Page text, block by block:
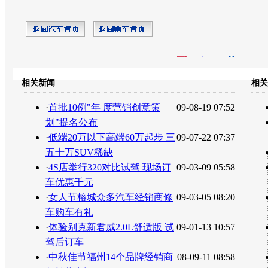
转发至：
相关新闻
09-08-19 07:52
·首批10例"年 度营销创意策
划"提名公布
09-07-22 07:37
·低端20万以下高端60万起步 三
五十万SUV稀缺
09-03-09 05:58
·4S店举行320对比试驾 现场订
车优惠千元
09-03-05 08:20
·女人节榕城众多汽车经销商修
车购车有礼
09-01-13 10:57
·体验别克新君威2.0L舒适版 试
驾后订车
08-09-11 08:58
·中秋佳节福州14个品牌经销商
相